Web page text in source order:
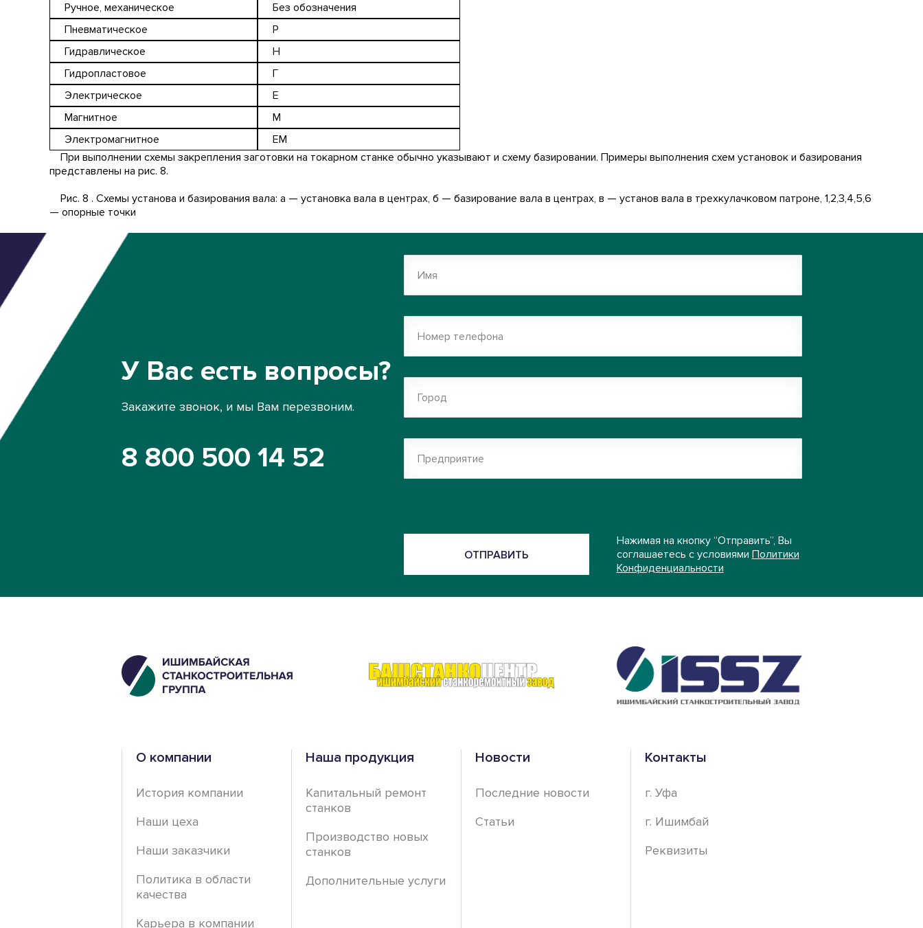
Ручное, механическое
Без обозначения
Пневматическое
P
Гидравлическое
H
Гидропластовое
Г
Электрическое
Е
Магнитное
M
Электромагнитное
ЕМ
При выполнении схемы закрепления заготовки на токарном станке обычно указывают и схему базировании. Примеры выполнения схем установок и базирования
представлены на рис. 8.
Рис. 8 . Схемы установа и базирования вала: а — установка вала в центрах, б — базирование вала в центрах, в — установ вала в трехкулачковом патроне, 1,2,3,4,5,6
— опорные точки
У Вас есть вопросы?
Закажите звонок, и мы Вам перезвоним.
8 800 500 14 52
Имя
Номер телефона
Город
Предприятие
ОТПРАВИТЬ
Нажимая на кнопку “Отправить”, Вы
соглашаетесь с условиями Политики
Конфиденциальности
О компании
История компании
Наши цеха
Наши заказчики
Политика в области
качества
Карьера в компании
Наша продукция
Капитальный ремонт
станков
Производство новых
станков
Дополнительные услуги
Новости
Последние новости
Статьи
Контакты
г. Уфа
г. Ишимбай
Реквизиты